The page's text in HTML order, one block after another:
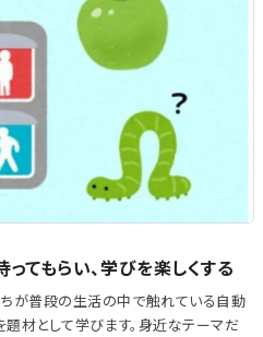
てもらい、学びを楽しくする
が普段の生活の中で触れている自動
題材として学びます。身近なテーマだ